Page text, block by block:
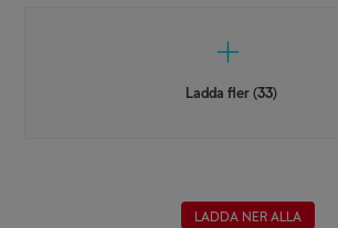
Ladda fler (33)
LADDA NER ALLA